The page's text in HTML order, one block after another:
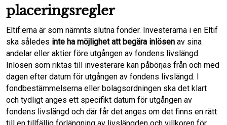
placeringsregler
Eltif:erna är som nämnts slutna fonder. Investerarna i en Eltif
ska således inte ha möjlighet att begära inlösen av sina
andelar eller aktier före utgången av fondens livslängd.
Inlösen som riktas till investerare kan påbörjas från och med
dagen efter datum för utgången av fondens livslängd. I
fondbestämmelserna eller bolagsordningen ska det klart
och tydligt anges ett specifikt datum för utgången av
fondens livslängd och där får det anges om det finns en rätt